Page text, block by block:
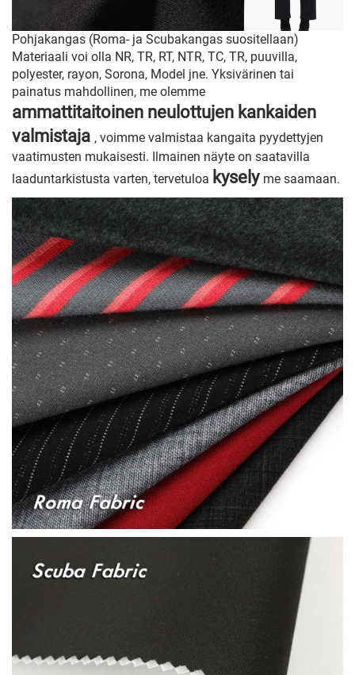
Pohjakangas (Roma- ja Scubakangas suositellaan)
Materiaali voi olla NR, TR, RT, NTR, TC, TR, puuvilla,
polyester, rayon, Sorona, Model jne. Yksivärinen tai
painatus mahdollinen, me olemme
ammattitaitoinen neulottujen kankaiden
valmistaja , voimme valmistaa kangaita pyydettyjen
vaatimusten mukaisesti. Ilmainen näyte on saatavilla
laaduntarkistusta varten, tervetuloa kysely me saamaan.